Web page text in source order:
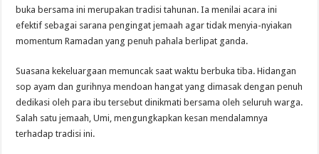
buka bersama ini merupakan tradisi tahunan. Ia menilai acara ini
efektif sebagai sarana pengingat jemaah agar tidak menyia-nyiakan
momentum Ramadan yang penuh pahala berlipat ganda.
Suasana kekeluargaan memuncak saat waktu berbuka tiba. Hidangan
sop ayam dan gurihnya mendoan hangat yang dimasak dengan penuh
dedikasi oleh para ibu tersebut dinikmati bersama oleh seluruh warga.
Salah satu jemaah, Umi, mengungkapkan kesan mendalamnya
terhadap tradisi ini.